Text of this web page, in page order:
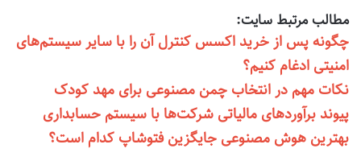
مطالب مرتبط سایت:
چگونه پس از خرید اکسس کنترل آن را با سایر سیستم‌های
امنیتی ادغام کنیم؟
نکات مهم در انتخاب چمن مصنوعی برای مهد کودک
پیوند برآوردهای مالیاتی شرکت‌ها با سیستم حسابداری
بهترین هوش مصنوعی جایگزین فتوشاپ کدام است؟